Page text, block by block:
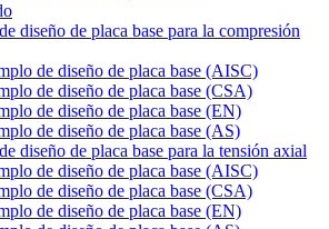
diseño de placa base para la compresión
de diseño de placa base (AISC)
de diseño de placa base (CSA)
de diseño de placa base (EN)
de diseño de placa base (AS)
diseño de placa base para la tensión axial
de diseño de placa base (AISC)
de diseño de placa base (CSA)
de diseño de placa base (EN)